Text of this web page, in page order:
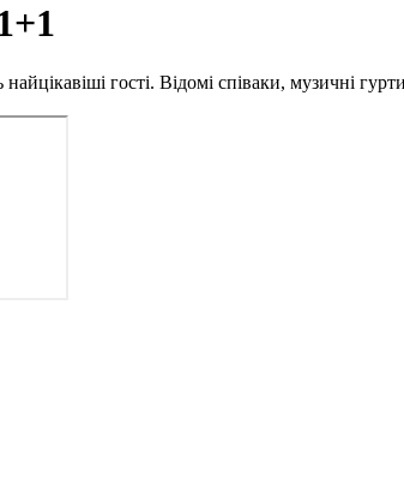
найцікавіші гості. Відомі співаки, музичні